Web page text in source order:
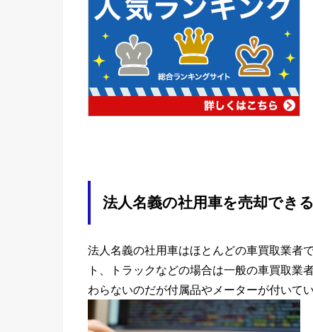
法人名義の社用車を売却でき
法人名義の社用車はほとんどの車買取業者
ト、トラックなどの場合は一般の車買取業
わらないのだが付属品やメーターが付いて